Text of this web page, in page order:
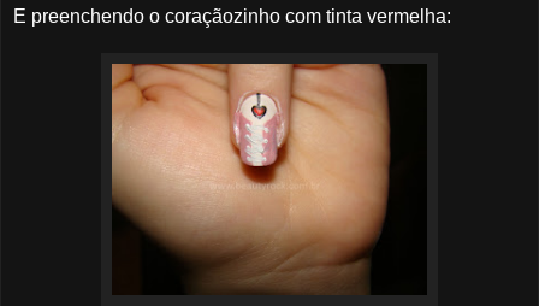
E preenchendo o coraçãozinho com tinta vermelha: